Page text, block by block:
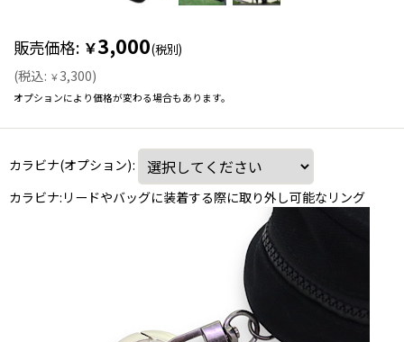
販売価格: ￥3,000(税別)
(税込: ￥3,300)
オプションにより価格が変わる場合もあります。
カラビナ(オプション):
カラビナ:リードやバッグに装着する際に取り外し可能なリング